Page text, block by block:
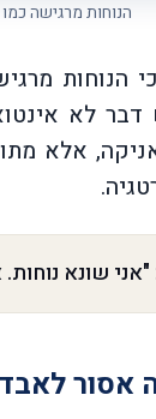
הנוחות מרגישה
הנוחות
לא
אלא
שונא
אסור